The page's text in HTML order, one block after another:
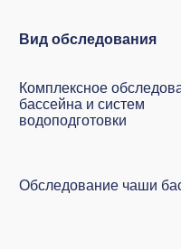
Вид обследования
Комплексное
бассейна и систем
водоподготовки
Обследование чаши